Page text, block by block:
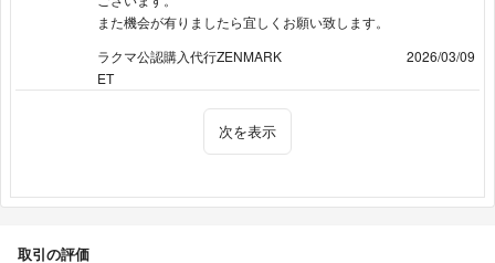
また機会が有りましたら宜しくお願い致します。
ラクマ公認購入代行ZENMARK
ET
2026/03/09
次を表示
取引の評価